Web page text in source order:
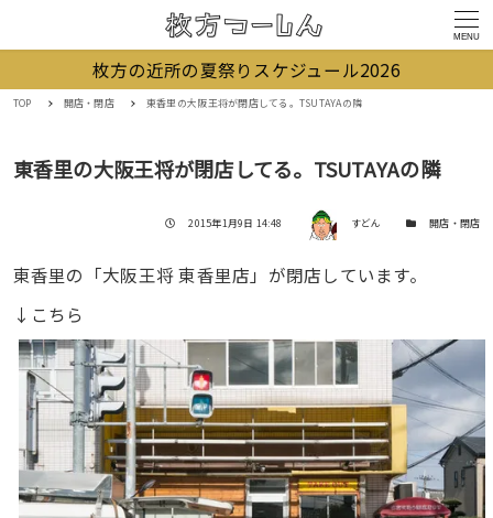
MENU
枚方の近所の夏祭りスケジュール2026
TOP 開店・閉店 東香里の大阪王将が閉店してる。TSUTAYAの隣
東香里の大阪王将が閉店してる。TSUTAYAの隣
投稿日
2015年1月9日 14:48 著者 すどん カテゴリー開店・閉店
東香里の「大阪王将 東香里店」が閉店しています。
↓こちら